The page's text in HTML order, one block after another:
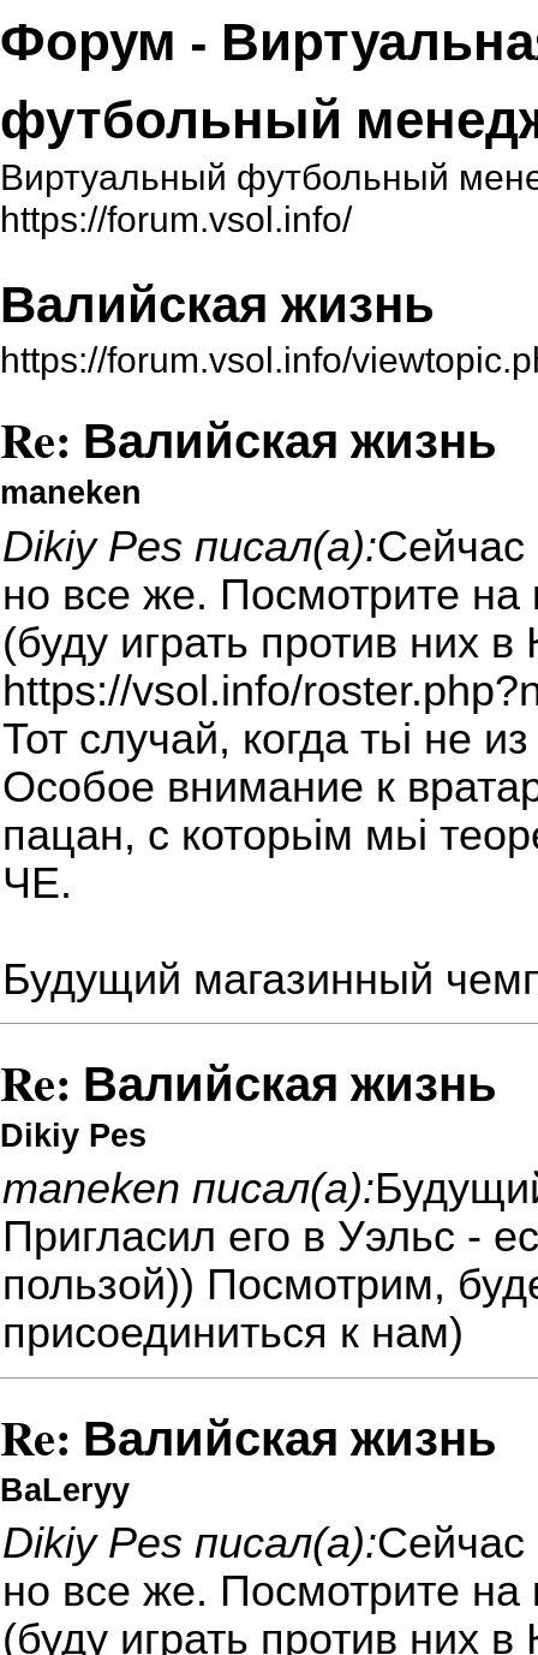
Форум -
футбольный
Виртуальный футбольный
https://forum.vsol.info/
Валийская жизнь
https://forum.vsol.info/
Re: Валийская жизнь
maneken
Dikiy Pes писал(а):
но все же. Посмотрите на
(буду играть против них в
https://vsol.info/
Тот случай, когда тьі не
Особое внимание к
пацан, с которьім мьі
ЧЕ.
Будущий магазинный
Re: Валийская жизнь
Dikiy Pes
maneken писал(а):
Пригласил его в Уэльс -
пользой)) Посмотрим,
присоединиться к нам)
Re: Валийская жизнь
ВаLeryy
Dikiy Pes писал(а):
но все же. Посмотрите на
(буду играть против них в